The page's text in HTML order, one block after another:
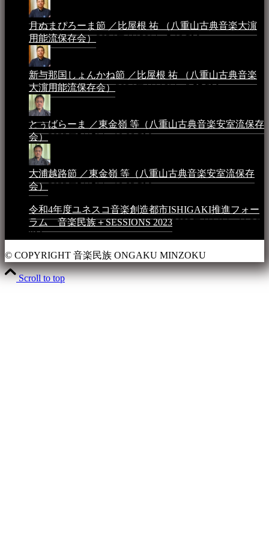
月ぬまぴろーま節 ／比屋根 祐 （八重山古典音楽大濵
用能流保存会）2024年4月20日 - 5:19 PM
新与那国しょんかね節 ／比屋根 祐 （八重山古典音楽
大濵用能流保存会）2024年4月16日 - 3:57 PM
とぅばらーま ／東金嶺 等（八重山古典音楽安室流保存
会）2023年5月5日 - 10:08 PM
大浦越路節 ／東金嶺 等（八重山古典音楽安室流保存
会）2023年5月5日 - 10:03 PM
令和4年度ユネスコ音楽創造都市ISHIGAKI推進フォー
ラム 音楽民族＋SESSIONS 20232023年4月4日 - 11:36
PM
© COPYRIGHT 音楽民族 ONGAKU MINZOKU
Scroll to top